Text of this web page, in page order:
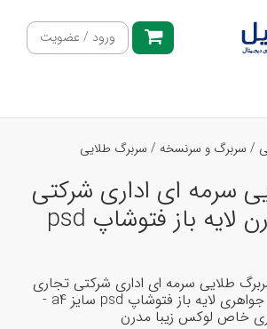
ورود / عضویت
/ سربرگ و سرنسخه / سربرگ طلایی
سرمه ای اداری شرکتی
لاکچری مدرن لایه باز فتوشاپ psd
طلایی سرمه ای اداری شرکتی تجاری
وکالت طلا فروشی جواهری لایه باز فتوشاپ psd سایز a4 -